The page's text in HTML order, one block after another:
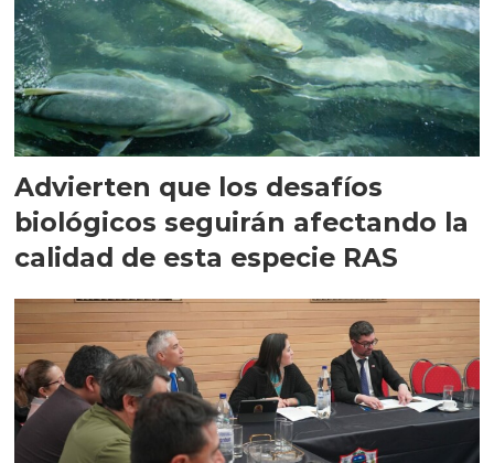
Advierten que los desafíos
biológicos seguirán afectando la
calidad de esta especie RAS